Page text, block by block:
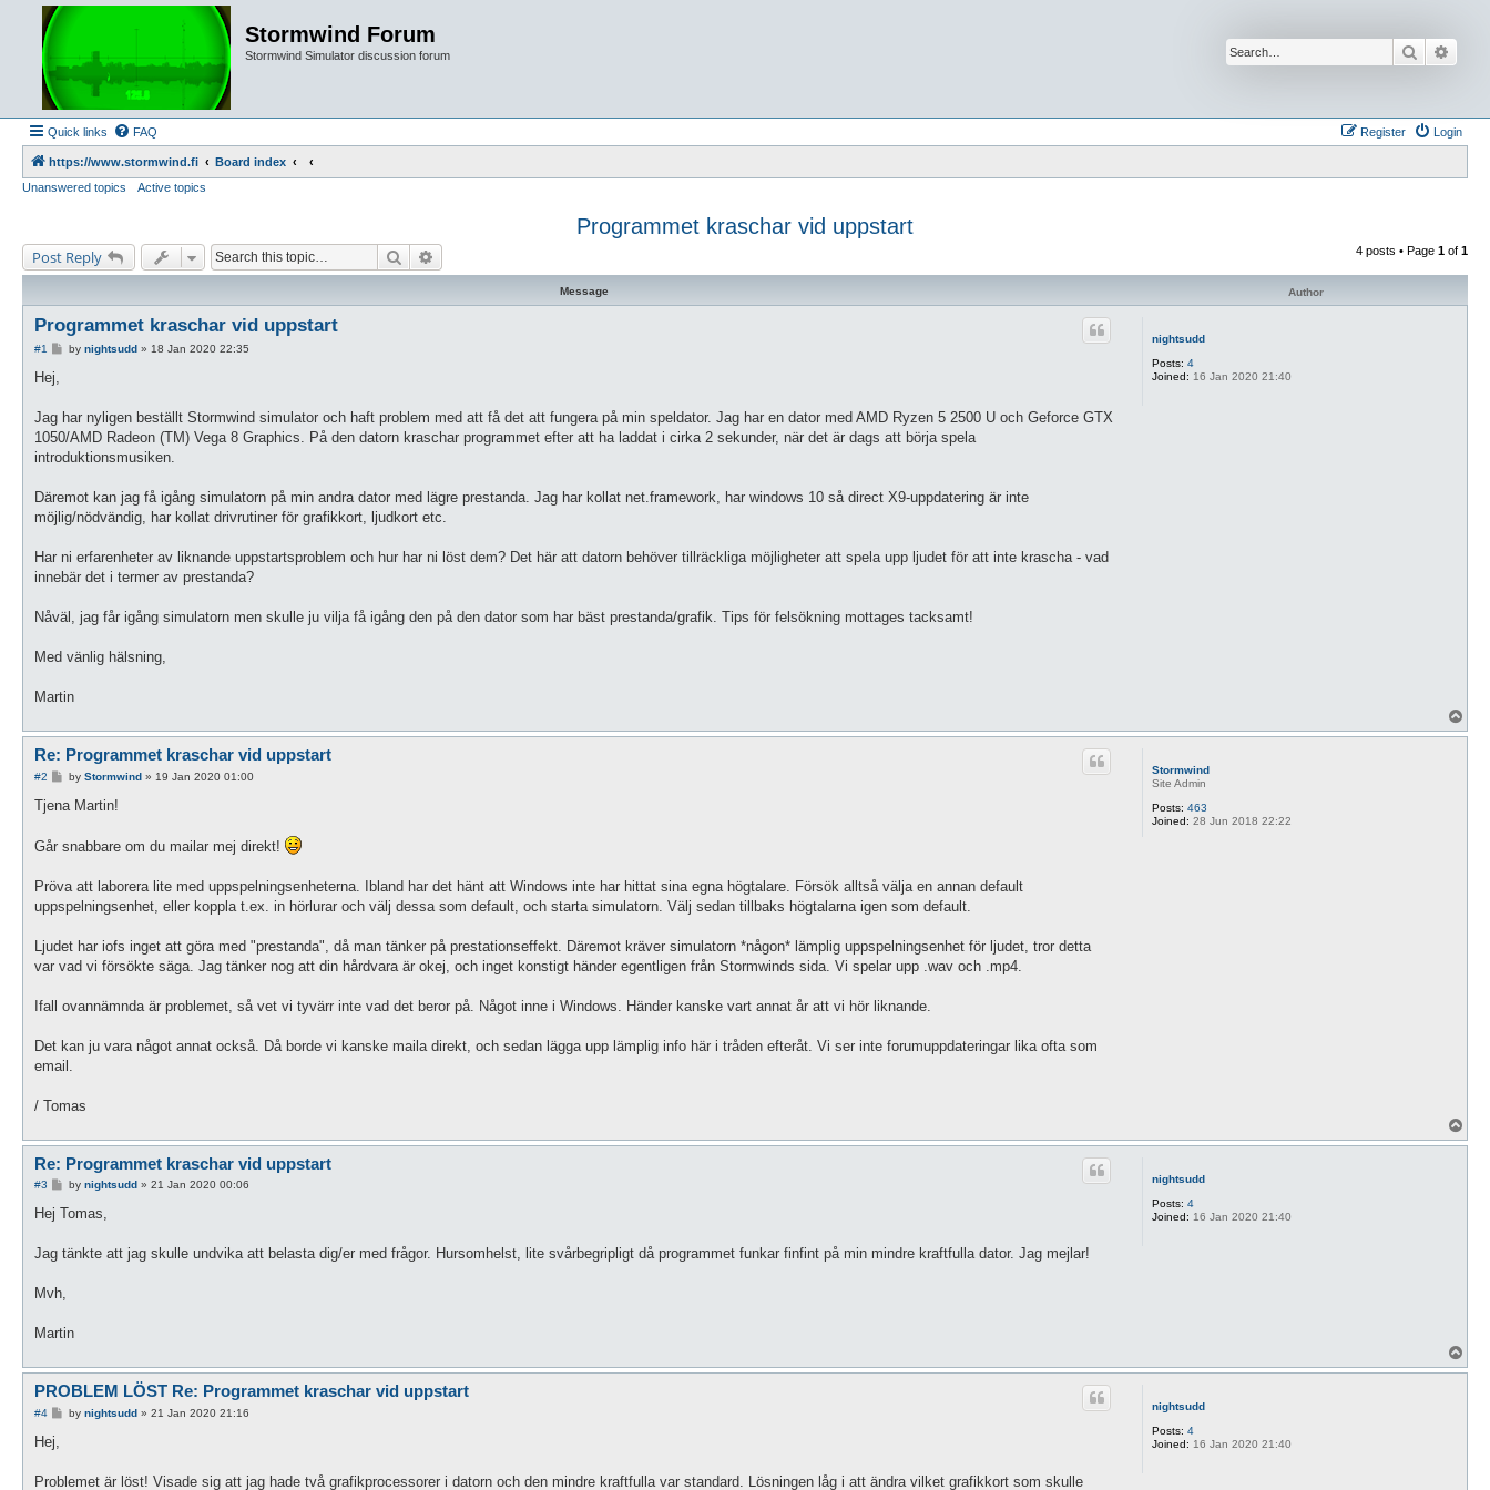
Stormwind Forum
Stormwind Simulator discussion forum Search
Quick links FAQ Login
Register
https://www.stormwind.fi
Board index
Unanswered topics
Active topics
Programmet kraschar vid uppstart
Post Reply Search 4 posts • Page 1 of 1
Message Author
nightsudd
Posts: 4
Joined: 16 Jan 2020 21:40
Programmet kraschar vid uppstart
#1
Pby nightsudd» 18 Jan 2020 22:35
Hej,
Jag har nyligen beställt Stormwind simulator och haft problem med att få det att fungera på min speldator. Jag har en dator med AMD Ryzen 5 2500 U och Geforce GTX
1050/AMD Radeon (TM) Vega 8 Graphics. På den datorn kraschar programmet efter att ha laddat i cirka 2 sekunder, när det är dags att börja spela
introduktionsmusiken.
Däremot kan jag få igång simulatorn på min andra dator med lägre prestanda. Jag har kollat net.framework, har windows 10 så direct X9-uppdatering är inte
möjlig/nödvändig, har kollat drivrutiner för grafikkort, ljudkort etc.
Har ni erfarenheter av liknande uppstartsproblem och hur har ni löst dem? Det här att datorn behöver tillräckliga möjligheter att spela upp ljudet för att inte krascha - vad
innebär det i termer av prestanda?
Nåväl, jag får igång simulatorn men skulle ju vilja få igång den på den dator som har bäst prestanda/grafik. Tips för felsökning mottages tacksamt!
Med vänlig hälsning,
Martin
o
Stormwind
Site Admin
Posts: 463
Joined: 28 Jun 2018 22:22
Re: Programmet kraschar vid uppstart
#2
P
s
by Stormwind» 19 Jan 2020 01:00
Tjena Martin!
Går snabbare om du mailar mej direkt!
Pröva att laborera lite med uppspelningsenheterna. Ibland har det hänt att Windows inte har hittat sina egna högtalare. Försök alltså välja en annan default
uppspelningsenhet, eller koppla t.ex. in hörlurar och välj dessa som default, och starta simulatorn. Välj sedan tillbaks högtalarna igen som default.
Ljudet har iofs inget att göra med "prestanda", då man tänker på prestationseffekt. Däremot kräver simulatorn *någon* lämplig uppspelningsenhet för ljudet, tror detta
var vad vi försökte säga. Jag tänker nog att din hårdvara är okej, och inget konstigt händer egentligen från Stormwinds sida. Vi spelar upp .wav och .mp4.
Ifall ovannämnda är problemet, så vet vi tyvärr inte vad det beror på. Något inne i Windows. Händer kanske vart annat år att vi hör liknande.
Det kan ju vara något annat också. Då borde vi kanske maila direkt, och sedan lägga upp lämplig info här i tråden efteråt. Vi ser inte forumuppdateringar lika ofta som
email.
/ Tomas
o
nightsudd
Posts: 4
Joined: 16 Jan 2020 21:40
Re: Programmet kraschar vid uppstart
#3
P
s
by nightsudd» 21 Jan 2020 00:06
Hej Tomas,
Jag tänkte att jag skulle undvika att belasta dig/er med frågor. Hursomhelst, lite svårbegripligt då programmet funkar finfint på min mindre kraftfulla dator. Jag mejlar!
Mvh,
Martin
o
nightsudd
Posts: 4
Joined: 16 Jan 2020 21:40
PROBLEM LÖST Re: Programmet kraschar vid uppstart
#4
Pby nightsudd» 21 Jan 2020 21:16
Hej,
Problemet är löst! Visade sig att jag hade två grafikprocessorer i datorn och den mindre kraftfulla var standard. Lösningen låg i att ändra vilket grafikkort som skulle